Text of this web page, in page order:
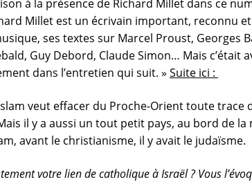
à la présence de Richard Millet dans ce
Millet est un écrivain important, reconnu
ses textes sur Marcel Proust, Georges
Guy Debord, Claude Simon… Mais c’était
dans l’entretien qui suit. » Suite ici :
veut effacer du Proche-Orient toute trace
il y a aussi un tout petit pays, au bord de
avant le christianisme, il y avait le judaïsme.
votre lien de catholique à Israël ? Vous